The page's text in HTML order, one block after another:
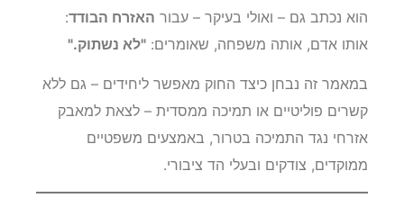
הוא נכתב גם – ואולי בעיקר – עבור האזרח הבודד:
אותו אדם, אותה משפחה, שאומרים: "לא נשתוק."
במאמר זה נבחן כיצד החוק מאפשר ליחידים – גם ללא
קשרים פוליטיים או תמיכה ממסדית – לצאת למאבק
אזרחי נגד התמיכה בטרור, באמצעים משפטיים
ממוקדים, צודקים ובעלי הד ציבורי.